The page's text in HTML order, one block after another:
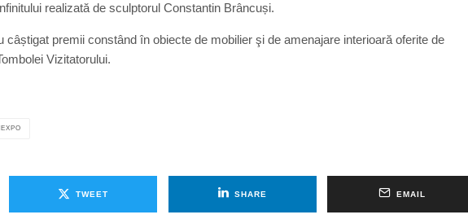
realizată de sculptorul Constantin Brâncuși.
câștigat premii constând în obiecte de mobilier şi de amenajare interioară oferite de
Vizitatorului.
TWEET SHARE EMAIL